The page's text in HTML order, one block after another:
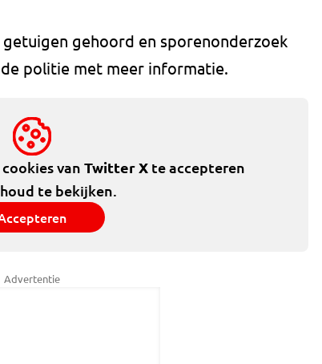
gehoord en sporenonderzoek
politie met meer informatie.
van Twitter Xte accepteren
te bekijken.
Advertentie